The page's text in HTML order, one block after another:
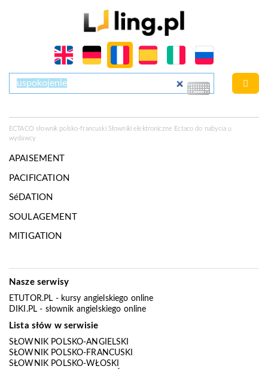
ECTACO słownik polsko-francuski Słowniki elektroniczne Ectaco do nabycia u
wydawcy
APAISEMENT
PACIFICATION
SéDATION
SOULAGEMENT
MITIGATION
Nasze serwisy
ETUTOR.PL - kursy angielskiego online
DIKI.PL - słownik angielskiego online
Lista słów w serwisie
SŁOWNIK POLSKO-ANGIELSKI
SŁOWNIK POLSKO-FRANCUSKI
SŁOWNIK POLSKO-WŁOSKI